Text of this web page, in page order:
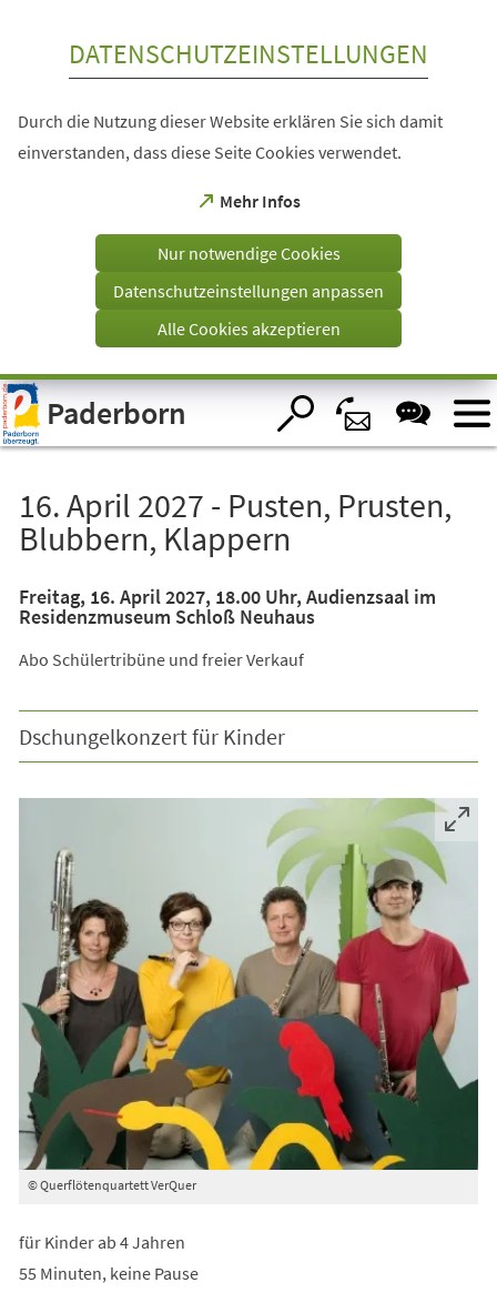
Visuelle
Assistenzsoftware
öffnen.
DATENSCHUTZEINSTELLUNGEN
Durch die Nutzung dieser Website erklären Sie sich damit
einverstanden, dass diese Seite Cookies verwendet.
Mehr Infos
(Öffnet
einem
Tab)
Nur notwendige Cookies
Datenschutzeinstellungen anpassen
Alle Cookies akzeptieren
Paderborn
16. April 2027 - Pusten, Prusten,
Blubbern, Klappern
Freitag, 16. April 2027, 18.00 Uhr, Audienzsaal im
Residenzmuseum Schloß Neuhaus
Abo Schülertribüne und freier Verkauf
Dschungelkonzert für Kinder
© Querflötenquartett VerQuer
für Kinder ab 4 Jahren
55 Minuten, keine Pause